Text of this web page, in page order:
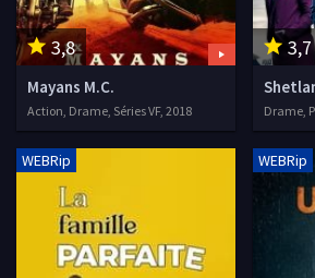
3,8
Mayans M.C.
Action, Drame, Séries VF, 2018
3,7
Drame,
WEBRip WEBRip